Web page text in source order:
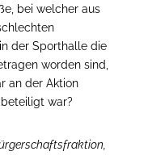
bei welcher aus
der Sporthalle die
worden sind,
an der Aktion
war?